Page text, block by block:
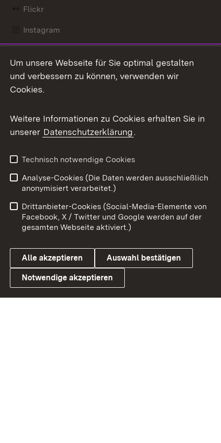
Flickr
Instagram
Mastodon
Messenger
Social Wall
X / Twitter
Youtube
Link zum Landesportal
Benutzungshinweise
Barrierefreiheit
Datenschutz
Cookies
Um unsere Webseite für Sie optimal gestalten
und verbessern zu können, verwenden wir
Cookies.
Weitere Informationen zu Cookies erhalten Sie in
unserer Datenschutzerklärung.
Technisch notwendige Cookies
Analyse-Cookies (Die Daten werden ausschließlich
anonymisiert verarbeitet.)
Drittanbieter-Cookies (Social-Media-Elemente von
Facebook, X / Twitter und Google werden auf der
gesamten Webseite aktiviert.)
Alle akzeptieren Auswahl bestätigen
Notwendige akzeptieren